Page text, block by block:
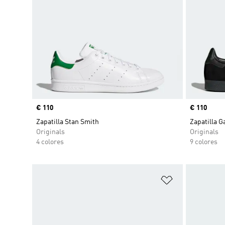
Precio
€ 110
Zapatilla Stan Smith
Originals
4 colores
Precio
€ 110
Zapatilla
Originals
9 colores